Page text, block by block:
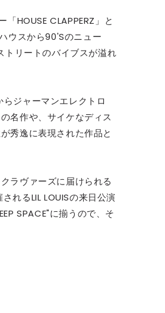
HOUSE CLAPPERZ」と
ウスから90'Sのニュー
トリートのバイブスが溢れ
ジャーマンエレクトロ
名作や、サイケなディス
秀逸に表現された作品と
ラヴァーズに届けられる
れるLIL LOUISの来日公演
SPACE"に揃うので、そ
のおすすめクラブ10選【2024
年最新】
ニュージーランドの新首相は元
3
セレブ御用達、ニューヨークの
クラブが日本上陸！ 「1 OAK
TOKYO」六本木にオープン
を発表
5
レコードのためのDJブース